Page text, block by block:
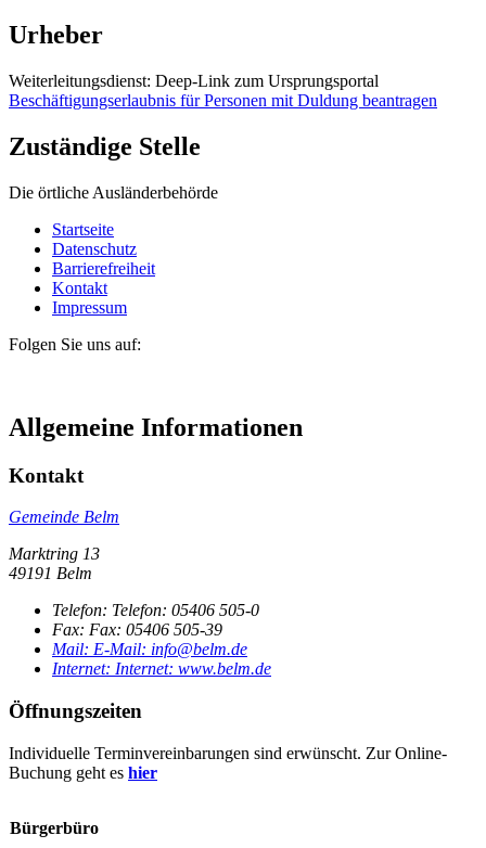
Urheber
Weiterleitungsdienst: Deep-Link zum Ursprungsportal
Beschäftigungserlaubnis für Personen mit Duldung beantragen
Zuständige Stelle
Die örtliche Ausländerbehörde
Startseite
Datenschutz
Barrierefreiheit
Kontakt
Impressum
Folgen Sie uns auf:
Allgemeine Informationen
Kontakt
Gemeinde Belm
Marktring 13
49191 Belm
Telefon: Telefon: 05406 505-0
Fax: Fax: 05406 505-39
Mail: E-Mail: info@belm.de
Internet: Internet: www.belm.de
Öffnungszeiten
Individuelle Terminvereinbarungen sind erwünscht. Zur Online-
Buchung geht es hier
Bürgerbüro